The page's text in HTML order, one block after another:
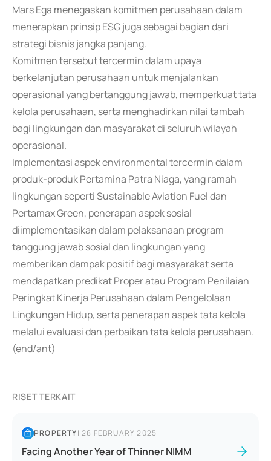
Mars Ega menegaskan komitmen perusahaan dalam
menerapkan prinsip ESG juga sebagai bagian dari
strategi bisnis jangka panjang.
Komitmen tersebut tercermin dalam upaya
berkelanjutan perusahaan untuk menjalankan
operasional yang bertanggung jawab, memperkuat tata
kelola perusahaan, serta menghadirkan nilai tambah
bagi lingkungan dan masyarakat di seluruh wilayah
operasional.
Implementasi aspek environmental tercermin dalam
produk-produk Pertamina Patra Niaga, yang ramah
lingkungan seperti Sustainable Aviation Fuel dan
Pertamax Green, penerapan aspek sosial
diimplementasikan dalam pelaksanaan program
tanggung jawab sosial dan lingkungan yang
memberikan dampak positif bagi masyarakat serta
mendapatkan predikat Proper atau Program Penilaian
Peringkat Kinerja Perusahaan dalam Pengelolaan
Lingkungan Hidup, serta penerapan aspek tata kelola
melalui evaluasi dan perbaikan tata kelola perusahaan.
(end/ant)
RISET TERKAIT
PROPERTY|28 FEBRUARY 2025
Facing Another Year of Thinner NIMM